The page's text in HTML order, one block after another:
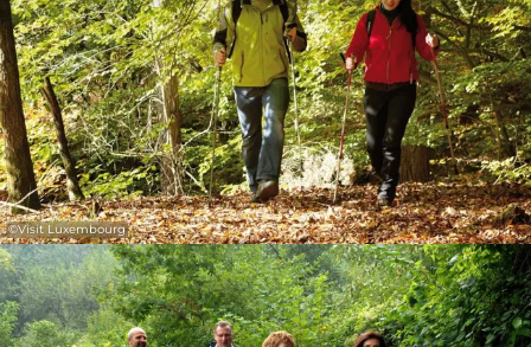
©Visit Luxembourg